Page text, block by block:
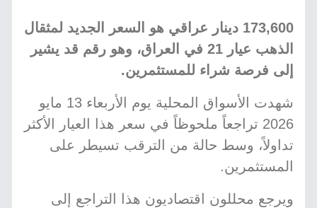
173,600 دينار عراقي هو السعر الجديد لمثقال
الذهب عيار 21 في العراق، وهو رقم قد يشير
إلى فرصة شراء للمستثمرين.
شهدت الأسواق المحلية يوم الأربعاء 13 مايو
2026 تراجعاً ملحوظاً في سعر هذا العيار الأكثر
تداولاً، وسط حالة من الترقب تسيطر على
المستثمرين.
ويرجع محللون اقتصاديون هذا التراجع إلى